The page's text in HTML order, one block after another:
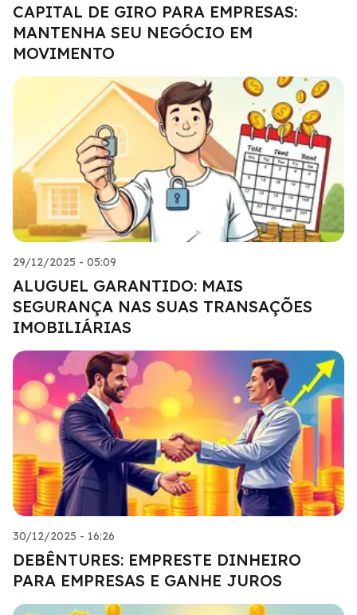
CAPITAL DE GIRO PARA EMPRESAS:
MANTENHA SEU NEGÓCIO EM
MOVIMENTO
29/12/2025 - 05:09
ALUGUEL GARANTIDO: MAIS
SEGURANÇA NAS SUAS TRANSAÇÕES
IMOBILIÁRIAS
30/12/2025 - 16:26
DEBÊNTURES: EMPRESTE DINHEIRO
PARA EMPRESAS E GANHE JUROS